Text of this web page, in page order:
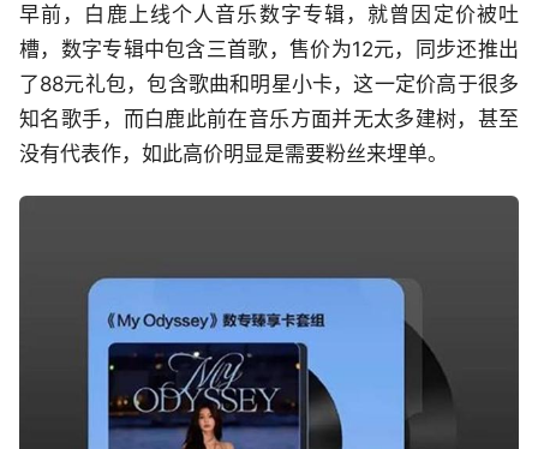
早前，白鹿上线个人音乐数字专辑，就曾因定价被吐
槽，数字专辑中包含三首歌，售价为12元，同步还推出
了88元礼包，包含歌曲和明星小卡，这一定价高于很多
知名歌手，而白鹿此前在音乐方面并无太多建树，甚至
没有代表作，如此高价明显是需要粉丝来埋单。